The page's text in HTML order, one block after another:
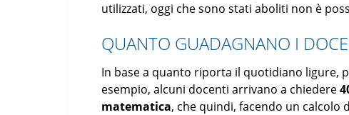
utilizzati, oggi che sono stati aboliti non è
QUANTO GUADAGNANO I
In base a quanto riporta il quotidiano ligure,
esempio, alcuni docenti arrivano a chiedere
matematica, che quindi, facendo un